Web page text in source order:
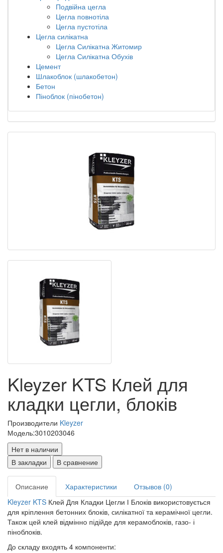
Подвійна цегла
Цегла повнотіла
Цегла пустотіла
Цегла силікатна
Цегла Силікатна Житомир
Цегла Силікатна Обухів
Цемент
Шлакоблок (шлакобетон)
Бетон
Піноблок (пінобетон)
Kleyzer KTS Клей для
кладки цегли, блоків
Производители Kleyzer
Модель:3010203046
Нет в наличии
В закладки
В сравнение
Описание Характеристики
Отзывов (0)
Kleyzer KTS Клей Для Кладки Цегли І Блоків використовується
для кріплення бетонних блоків, силікатної та керамічної цегли.
Також цей клей відмінно підійде для керамоблоків, газо- і
піноблоків.
До складу входять 4 компоненти: